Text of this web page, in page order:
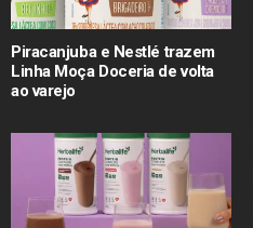
Piracanjuba e Nestlé trazem
Linha Moça Doceria de volta
ao varejo